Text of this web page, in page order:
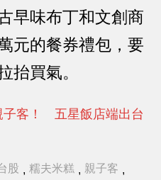
早味布丁和文創商
元的餐券禮包，要
抬買氣。
子客！ 五星飯店端出台
股 , 糯夫米糕 , 親子客 ,